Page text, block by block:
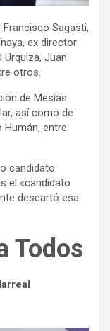
Sagasti,
ex director
Urquiza, Juan
otros.
de Mesías
así como de
Humán, entre
candidato
el «candidato
descartó esa
Todos